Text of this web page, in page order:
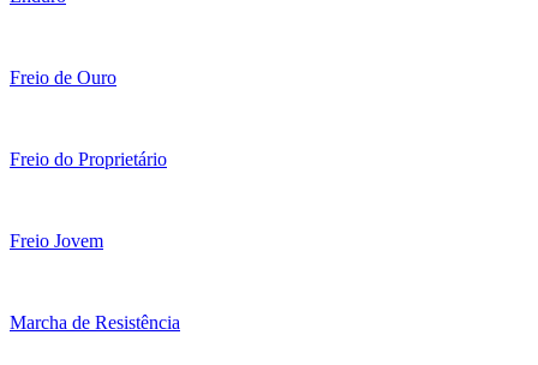
Freio de Ouro
Freio do Proprietário
Freio Jovem
Marcha de Resistência